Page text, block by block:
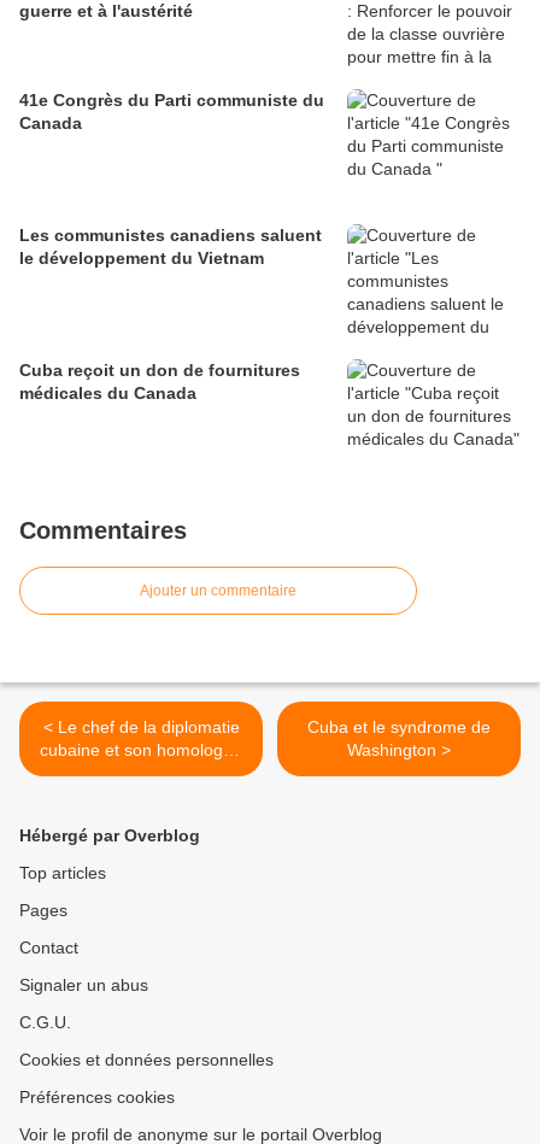
guerre et à l'austérité
41e Congrès du Parti communiste du
Canada
Les communistes canadiens saluent
le développement du Vietnam
Cuba reçoit un don de fournitures
médicales du Canada
Commentaires
Ajouter un commentaire
< Le chef de la diplomatie
cubaine et son homologue
panaméen soulignent le
Cuba et le syndrome de
Washington >
Hébergé par Overblog
Top articles
Pages
Contact
Signaler un abus
C.G.U.
Cookies et données personnelles
Préférences cookies
Voir le profil de anonyme sur le portail Overblog